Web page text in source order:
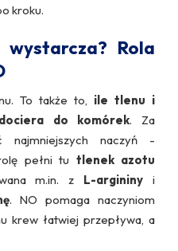
kroku.
Rola
To także to, ile tlenu i
do komórek. Za
najmniejszych naczyń -
pełni tu tlenek azotu
m.in. z L-argininy i
. NO pomaga naczyniom
krew łatwiej przepływa, a